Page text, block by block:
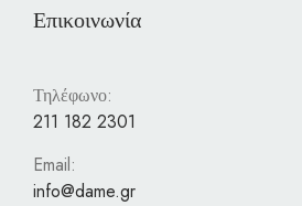
Επικοινωνία
Τηλέφωνο:
211 182 2301
Email:
info@dame.gr